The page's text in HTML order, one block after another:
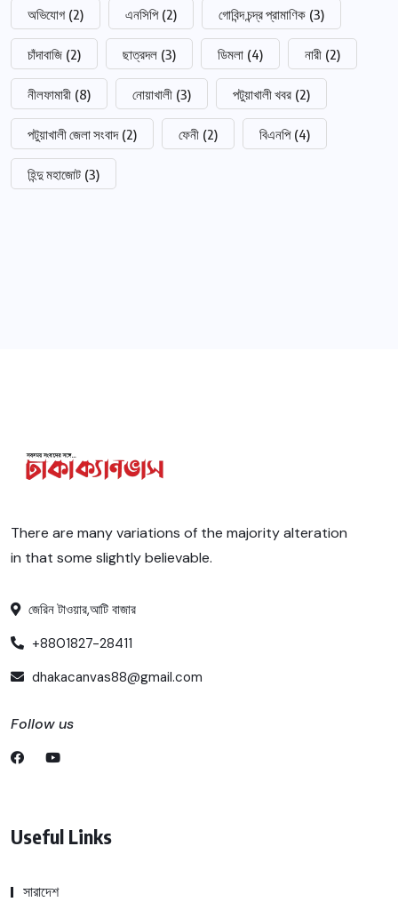
অভিযোগ (2) এনসিপি (2) গোবিন্দ চন্দ্র প্রামাণিক (3)
চাঁদাবাজি (2) ছাত্রদল (3) ডিমলা (4) নারী (2)
নীলফামারী (8) নোয়াখালী (3) পটুয়াখালী খবর (2)
পটুয়াখালী জেলা সংবাদ (2) ফেনী (2) বিএনপি (4)
হিন্দু মহাজোট (3)
There are many variations of the majority alteration
in that some slightly believable.
জেরিন টাওয়ার,আটি বাজার
+8801827-28411
dhakacanvas88@gmail.com
Follow us
Useful Links
সারাদেশ